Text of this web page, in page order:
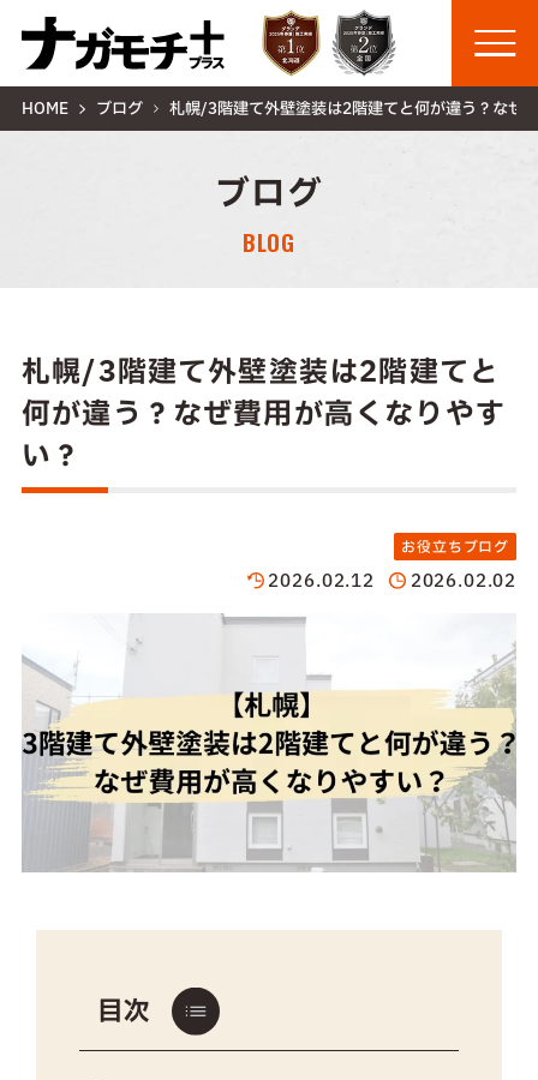
HOME ブログ 札幌/3階建て外壁塗装は2階建てと何が違う？なぜ
ブログ
BLOG
札幌/3階建て外壁塗装は2階建てと
何が違う？なぜ費用が高くなりやす
い？
お役立ちブログ
2026.02.12 2026.02.02
目次